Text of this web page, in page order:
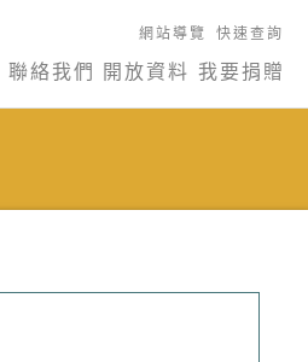
網站導覽 快速查詢
聯絡我們 開放資料 我要捐贈